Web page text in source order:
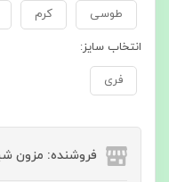
طوسی کرم
انتخاب سایز:
فری
فروشنده: مزون